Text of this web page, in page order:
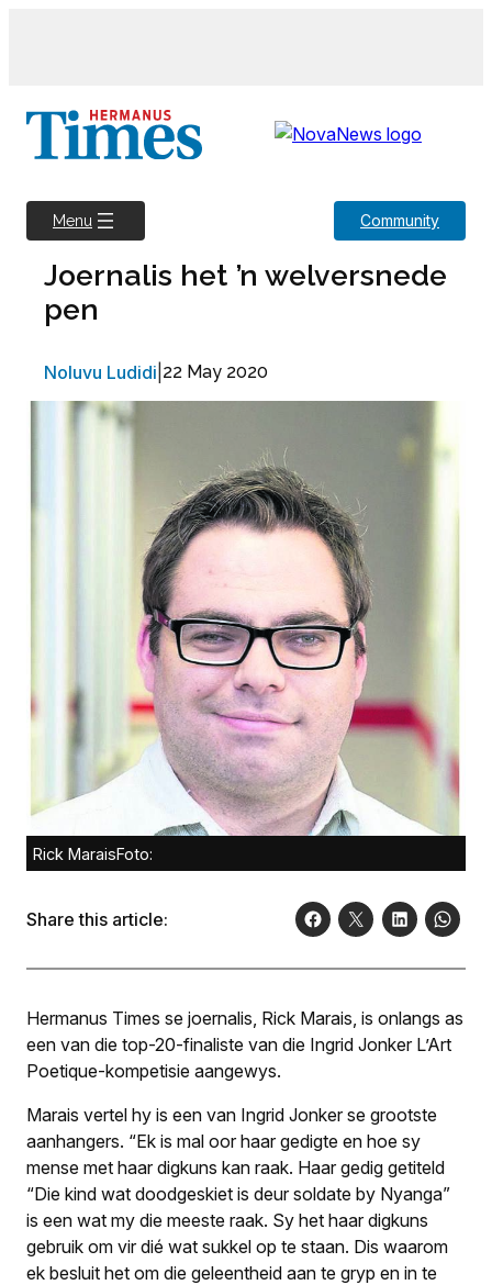
Menu Community
Joernalis het ’n welversnede
pen
Noluvu Ludidi 22 May 2020
Rick MaraisFoto:
Share this article:
Hermanus Times se joernalis, Rick Marais, is onlangs as
een van die top-20-finaliste van die Ingrid Jonker L’Art
Poetique-kompetisie aangewys.
Marais vertel hy is een van Ingrid Jonker se grootste
aanhangers. “Ek is mal oor haar gedigte en hoe sy
mense met haar digkuns kan raak. Haar gedig getiteld
“Die kind wat doodgeskiet is deur soldate by Nyanga”
is een wat my die meeste raak. Sy het haar digkuns
gebruik om vir dié wat sukkel op te staan. Dis waarom
ek besluit het om die geleent­heid aan te gryp en in te